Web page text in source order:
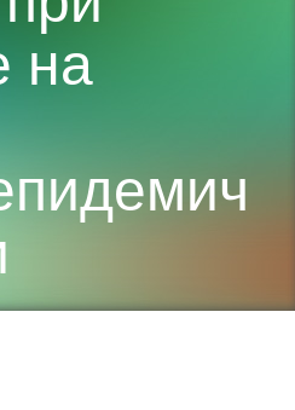
на